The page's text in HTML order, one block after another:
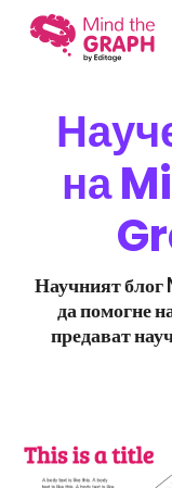
на
Научният блог
да помогне
предават